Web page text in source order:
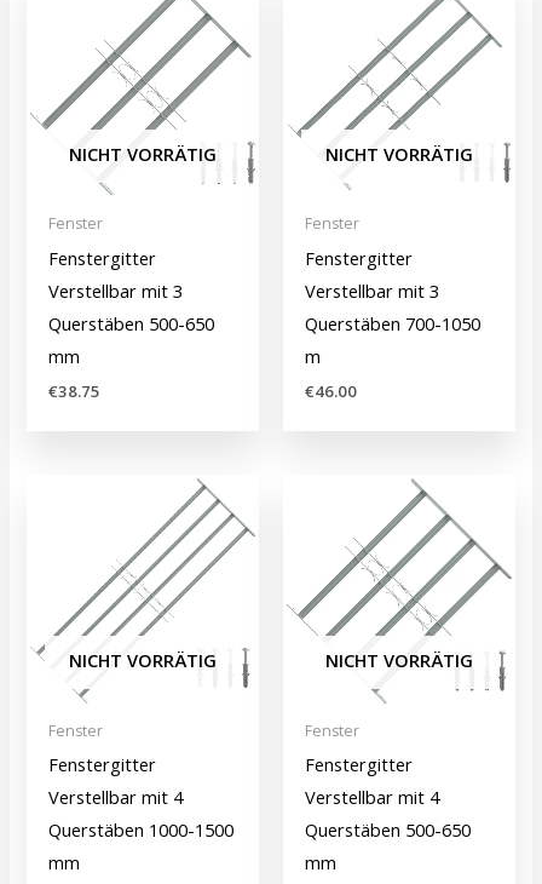
NICHT VORRÄTIG
Fenster
Fenstergitter
Verstellbar mit 3
Querstäben 500-650
mm
€38.75
NICHT VORRÄTIG
Fenster
Fenstergitter
Verstellbar mit 3
Querstäben 700-1050
m
€46.00
NICHT VORRÄTIG
Fenster
Fenstergitter
Verstellbar mit 4
Querstäben 1000-1500
mm
NICHT VORRÄTIG
Fenster
Fenstergitter
Verstellbar mit 4
Querstäben 500-650
mm